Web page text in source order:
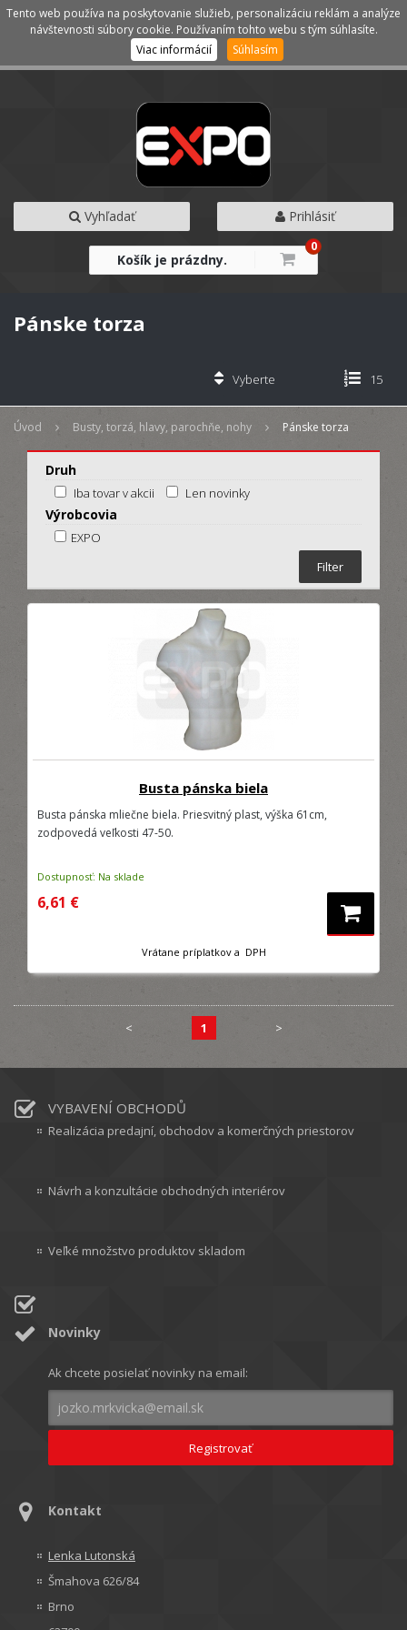
Kategórie Menu
Vyhľadať Prihlásiť
Košík je prázdny.
0
Pánske torza
Úvod Busty, torzá, hlavy, parochňe, nohy Pánske torza
Druh
Iba tovar v akcii Len novinky
Výrobcovia
EXPO
Busta pánska biela
Busta pánska mliečne biela. Priesvitný plast, výška 61cm,
zodpovedá veľkosti 47-50.
Dostupnosť: Na sklade
6,61 €
Vrátane príplatkov a DPH
< 1 >
VYBAVENÍ OBCHODŮ
Realizácia predajní, obchodov a komerčných priestorov
Návrh a konzultácie obchodných interiérov
Veľké množstvo produktov skladom
Novinky
Ak chcete posielať novinky na email:
Kontakt
Lenka Lutonská
Šmahova 626/84
Brno
Tento web používa na poskytovanie služieb, personalizáciu reklám a analýze
návštevnosti súbory cookie. Používaním tohto webu s tým súhlasíte.
Viac informácií
Súhlasím